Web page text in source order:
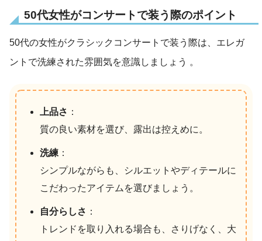
50代女性がコンサートで装う際のポイント
50代の女性がクラシックコンサートで装う際は、エレガ
ントで洗練された雰囲気を意識しましょう 。
上品さ ：
質の良い素材を選び、露出は控えめに。
洗練 ：
シンプルながらも、シルエットやディテールに
こだわったアイテムを選びましょう。
自分らしさ ：
トレンドを取り入れる場合も、さりげなく、大